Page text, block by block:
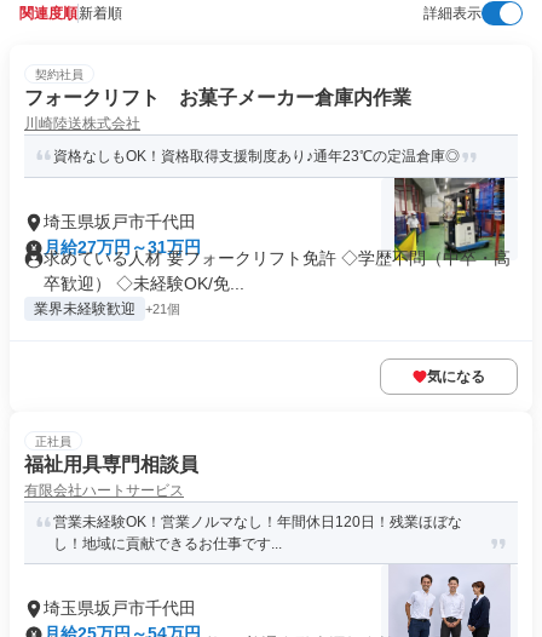
関連度順新着順 詳細表示
契約社員
フォークリフト お菓子メーカー倉庫内作業
川崎陸送株式会社
資格なしもOK！資格取得支援制度あり♪通年23℃の定温倉庫◎
埼玉県坂戸市千代田
月給27万円～31万円
求めている人材 要フォークリフト免許 ◇学歴不問（中卒・高
卒歓迎） ◇未経験OK/免...
業界未経験歓迎 +21個
気になる
正社員
福祉用具専門相談員
有限会社ハートサービス
営業未経験OK！営業ノルマなし！年間休日120日！残業ほぼな
し！地域に貢献できるお仕事です...
埼玉県坂戸市千代田